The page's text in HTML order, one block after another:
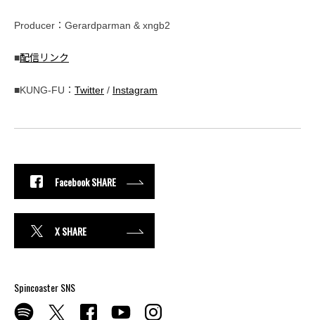
Producer：Gerardparman & xngb2
■配信リンク
■KUNG-FU： Twitter / Instagram
Facebook SHARE
X SHARE
Spincoaster SNS